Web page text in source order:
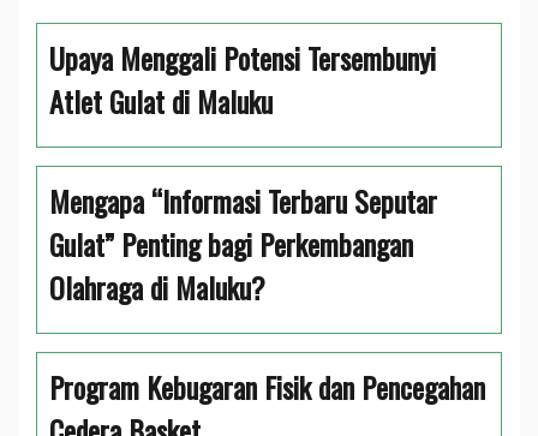
Upaya Menggali Potensi Tersembunyi
Atlet Gulat di Maluku
Mengapa “Informasi Terbaru Seputar
Gulat” Penting bagi Perkembangan
Olahraga di Maluku?
Program Kebugaran Fisik dan Pencegahan